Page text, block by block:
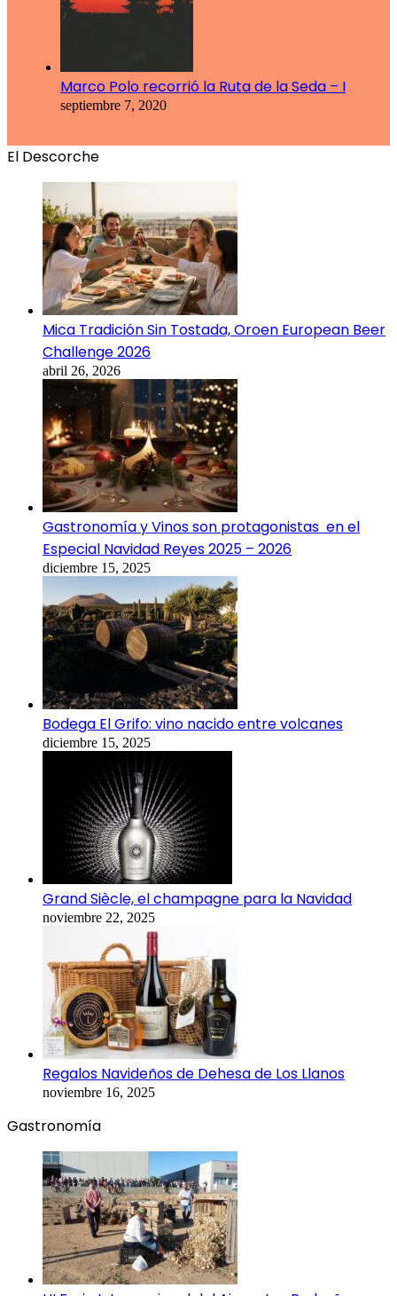
Marco Polo recorrió la Ruta de la Seda – I
septiembre 7, 2020
El Descorche
Mica Tradición Sin Tostada, Oroen European Beer
Challenge 2026
abril 26, 2026
Gastronomía y Vinos son protagonistas en el
Especial Navidad Reyes 2025 – 2026
diciembre 15, 2025
Bodega El Grifo: vino nacido entre volcanes
diciembre 15, 2025
Grand Siècle, el champagne para la Navidad
noviembre 22, 2025
Regalos Navideños de Dehesa de Los Llanos
noviembre 16, 2025
Gastronomía